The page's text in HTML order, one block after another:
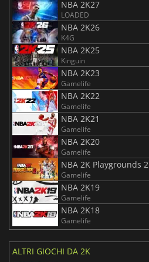
NBA 2K27
LOADED
NBA 2K26
K4G
NBA 2K25
Kinguin
NBA 2K23
Gamelife
NBA 2K22
Gamelife
NBA 2K21
Gamelife
NBA 2K20
Gamelife
NBA 2K Playgrounds 2
Gamelife
NBA 2K19
Gamelife
NBA 2K18
Gamelife
ALTRI GIOCHI DA 2K